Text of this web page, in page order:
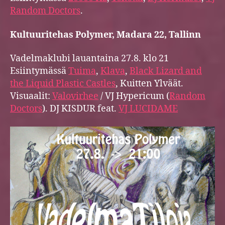
Random Doctors.
Kultuuritehas Polymer, Madara 22, Tallinn
Vadelmaklubi lauantaina 27.8. klo 21
EsiintymässäTuima, Klava, Black Lizard and
the Liquid Plastic Castles, Kuitten Ylväät.
Visuaalit: Valovirhee / VJ Hypericum (Random
Doctors). DJ KISDUR feat. VJ LUCIDAME